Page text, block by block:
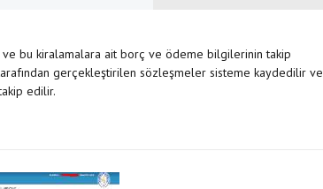
ve bu kiralamalara ait borç ve ödeme bilgilerinin takip
gerçekleştirilen sözleşmeler sisteme kaydedilir ve
edilir.